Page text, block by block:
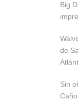
Big
de
Sin